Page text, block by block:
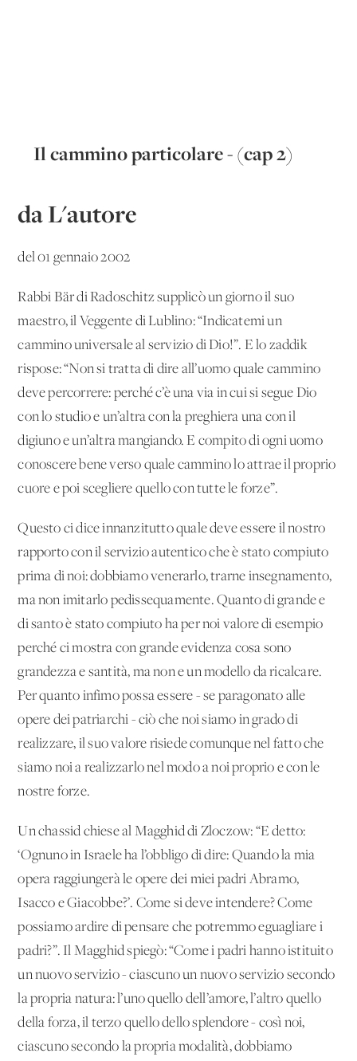
Il cammino particolare - (cap 2)
da L'autore
del 01 gennaio 2002
Rabbi Bär di Radoschitz supplicò un giorno il suo
maestro, il Veggente di Lublino: “Indicatemi un
cammino universale al servizio di Dio!”. E lo zaddik
rispose: “Non si tratta di dire all’uomo quale cammino
deve percorrere: perché c’è una via in cui si segue Dio
con lo studio e un’altra con la preghiera una con il
digiuno e un’altra mangiando. E compito di ogni uomo
conoscere bene verso quale cammino lo attrae il proprio
cuore e poi scegliere quello con tutte le forze”.
Questo ci dice innanzitutto quale deve essere il nostro
rapporto con il servizio autentico che è stato compiuto
prima di noi: dobbiamo venerarlo, trarne insegnamento,
ma non imitarlo pedissequamente. Quanto di grande e
di santo è stato compiuto ha per noi valore di esempio
perché ci mostra con grande evidenza cosa sono
grandezza e santità, ma non e un modello da ricalcare.
Per quanto infimo possa essere - se paragonato alle
opere dei patriarchi - ciò che noi siamo in grado di
realizzare, il suo valore risiede comunque nel fatto che
siamo noi a realizzarlo nel modo a noi proprio e con le
nostre forze.
Un chassid chiese al Magghid di Zloczow: “E detto:
‘Ognuno in Israele ha l’obbligo di dire: Quando la mia
opera raggiungerà le opere dei miei padri Abramo,
Isacco e Giacobbe?’. Come si deve intendere? Come
possiamo ardire di pensare che potremmo eguagliare i
padri?”. Il Magghid spiegò: “Come i padri hanno istituito
un nuovo servizio - ciascuno un nuovo servizio secondo
la propria natura: l’uno quello dell’amore, l’altro quello
della forza, il terzo quello dello splendore - così noi,
ciascuno secondo la propria modalità, dobbiamo